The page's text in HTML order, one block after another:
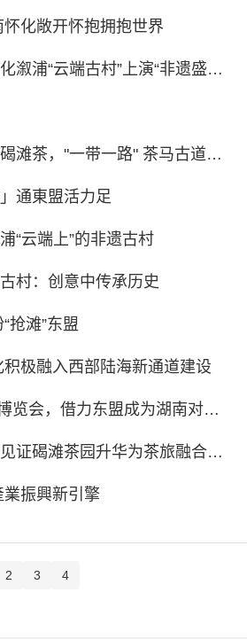
怀化敞开怀抱拥抱世界
【泰国头条新闻社】古村何以焕新颜？湖南怀化溆浦“云端古村”上演“非遗盛宴”
【老挝资讯网】千年古郡，探寻千古茗茶——碣滩茶，"一带一路" 茶马古道通老挝
通東盟活力足
“云端上”的非遗古村
村：创意中传承历史
抢滩”东盟
极融入西部陆海新通道建设
【缅甸中文网】湖南怀化成功召开RCEP经贸博览会，借力东盟成为湖南对外开放前沿
【缅甸中文网】东盟媒体走进湖南怀化沅陵，见证碣滩茶园升华为茶旅融合产业园
業振興新引擎
2 3 4